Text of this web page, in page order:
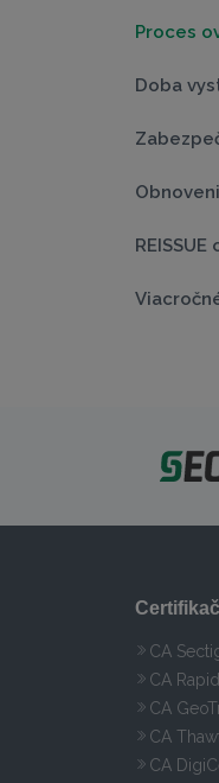
Proces
Doba
CA
CA
CA
CA
CA